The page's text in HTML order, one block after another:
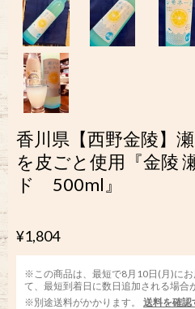
香川県【西野金陵】
を皮ごと使用『金陵
ド 500ml』
¥1,804
※この商品は、最短で8月10日(月)に
て、最短到着日に数日追加される場合
※別途送料がかかります。
送料を確認